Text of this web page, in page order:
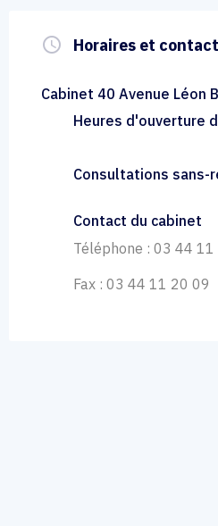
query_builder Horaires et contact
Cabinet 40 Avenue Léon
Heures d'ouverture
Consultations sans-
Contact du cabinet
Téléphone : 03 44
Fax : 03 44 11 20 09